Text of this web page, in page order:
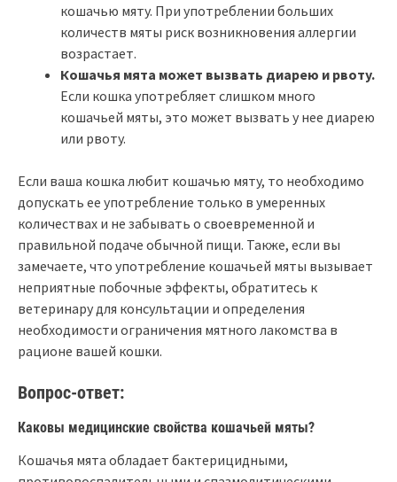
кошачью мяту. При употреблении больших
количеств мяты риск возникновения аллергии
возрастает.
Кошачья мята может вызвать диарею и рвоту.
Если кошка употребляет слишком много
кошачьей мяты, это может вызвать у нее диарею
или рвоту.
Если ваша кошка любит кошачью мяту, то необходимо
допускать ее употребление только в умеренных
количествах и не забывать о своевременной и
правильной подаче обычной пищи. Также, если вы
замечаете, что употребление кошачьей мяты вызывает
неприятные побочные эффекты, обратитесь к
ветеринару для консультации и определения
необходимости ограничения мятного лакомства в
рационе вашей кошки.
Вопрос-ответ:
Каковы медицинские свойства кошачьей мяты?
Кошачья мята обладает бактерицидными,